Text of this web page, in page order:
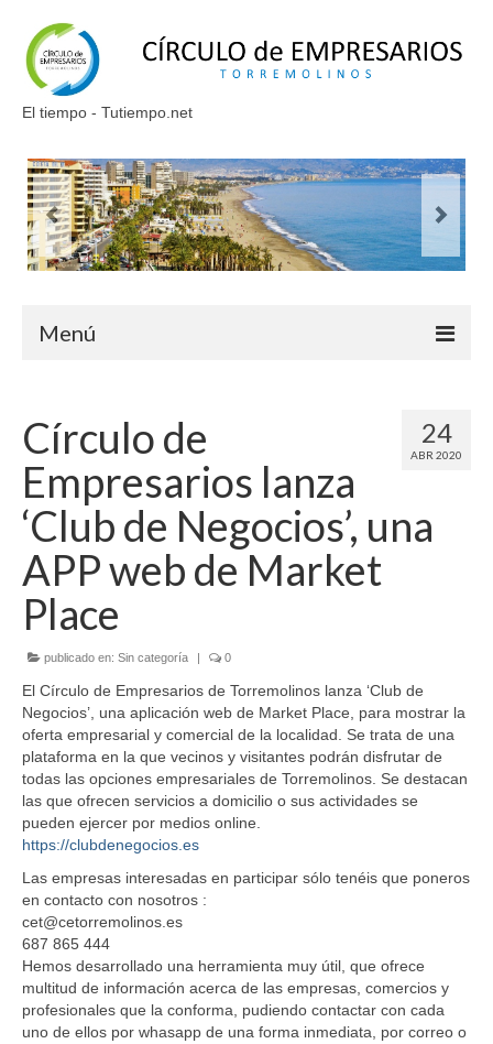
El tiempo - Tutiempo.net
Menú
Quienes somos
Saluda
Acerca del CET
Organigrama
Estatutos
Socios
Asesoramiento
Formación
Convenios
Subvenciones
Agenda
Hazte Socio
Coworking
Cita Previa
24
ABR 2020
Círculo de
Empresarios lanza
‘Club de Negocios’, una
APP web de Market
Place
publicado en: Sin categoría 0
El Círculo de Empresarios de Torremolinos lanza ‘Club de
Negocios’, una aplicación web de Market Place, para mostrar la
oferta empresarial y comercial de la localidad. Se trata de una
plataforma en la que vecinos y visitantes podrán disfrutar de
todas las opciones empresariales de Torremolinos. Se destacan
las que ofrecen servicios a domicilio o sus actividades se
pueden ejercer por medios online.
https://clubdenegocios.es
Las empresas interesadas en participar sólo tenéis que poneros
en contacto con nosotros :
cet@cetorremolinos.es
687 865 444
Hemos desarrollado una herramienta muy útil, que ofrece
multitud de información acerca de las empresas, comercios y
profesionales que la conforma, pudiendo contactar con cada
uno de ellos por whasapp de una forma inmediata, por correo o